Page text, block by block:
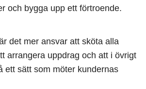
och bygga upp ett förtroende.
det mer ansvar att sköta alla
arrangera uppdrag och att i övrigt
ett sätt som möter kundernas